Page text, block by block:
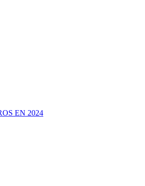
EN 2024